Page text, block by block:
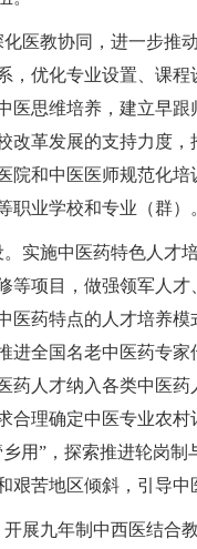
医教协同，进一步推
，优化专业设置、课
医思维培养，建立早
改革发展的支持力度
院和中医医师规范化
职业学校和专业（群）
实施中医药特色人才
等项目，做强领军人
医药特点的人才培养
进全国名老中医药专
药人才纳入各类中医
合理确定中医专业农
用”，探索推进轮岗
艰苦地区倾斜，引导
展九年制中西医结合